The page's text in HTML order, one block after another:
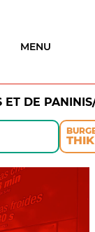
MENU
DE
THIK